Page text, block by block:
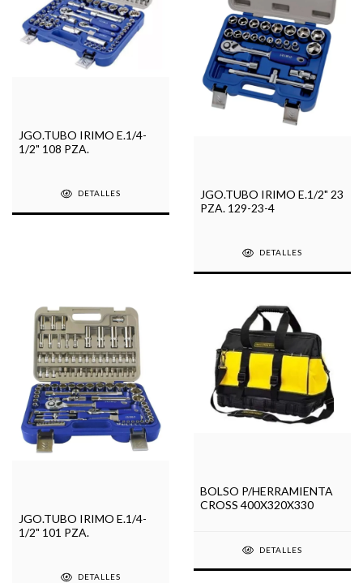
JGO.TUBO IRIMO E.1/4-
1/2" 108 PZA.
DETALLES
JGO.TUBO IRIMO E.1/2" 23
PZA. 129-23-4
DETALLES
JGO.TUBO IRIMO E.1/4-
1/2" 101 PZA.
DETALLES
BOLSO P/HERRAMIENTA
CROSS 400X320X330
DETALLES